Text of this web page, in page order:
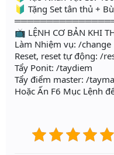
🔰 Tặng Set tân thủ +
📺 LỆNH CƠ BẢN KHI
Làm Nhiệm vụ: /change
Reset, reset tự động: /
Tẩy Ponit: /taydiem
Tẩy điểm master: /
Hoặc Ấn F6 Mục Lệnh